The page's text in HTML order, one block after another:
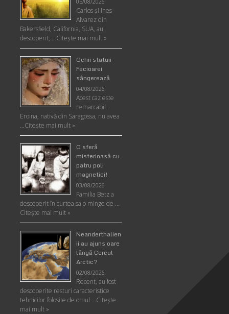
Carlos şi Ines
Alvarez din
Bakersfield, California, SUA, au
descoperit, …Citeşte mai mult »
Ochii statuii
Fecioarei
sângerează
04/08/2026
Acest caz este
remarcabil.
Eroina, nativă din Saragossa, nu avea
…Citeşte mai mult »
O sferă
misterioasă cu
patru poli
magnetici!
03/08/2026
Familia Betz a
descoperit în curtea sa o minge de …
Citeşte mai mult »
Neanderthalien
ii au ajuns oare
lângă Cercul
Arctic?
02/08/2026
Recent, au fost
descoperite resturi caracteristice
tehnicilor folosite de omul …Citeşte
mai mult »